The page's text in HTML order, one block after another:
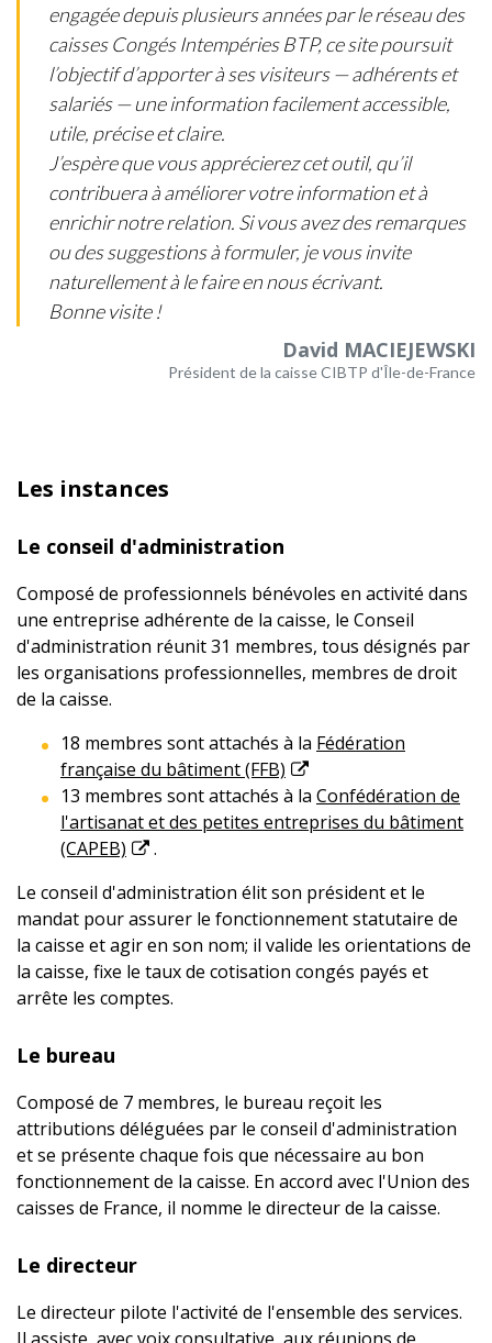
engagée depuis plusieurs années par le réseau des
caisses Congés Intempéries BTP, ce site poursuit
l’objectif d’apporter à ses visiteurs — adhérents et
salariés — une information facilement accessible,
utile, précise et claire.
J’espère que vous apprécierez cet outil, qu’il
contribuera à améliorer votre information et à
enrichir notre relation. Si vous avez des remarques
ou des suggestions à formuler, je vous invite
naturellement à le faire en nous écrivant.
Bonne visite !
David MACIEJEWSKI
Président de la caisse CIBTP d'Île-de-France
Les instances
Le conseil d'administration
Composé de professionnels bénévoles en activité dans
une entreprise adhérente de la caisse, le Conseil
d'administration réunit 31 membres, tous désignés par
les organisations professionnelles, membres de droit
de la caisse.
18 membres sont attachés à la Fédération
française du bâtiment (FFB)
13 membres sont attachés à la Confédération de
l'artisanat et des petites entreprises du bâtiment
(CAPEB)
.
Le conseil d'administration élit son président et le
mandat pour assurer le fonctionnement statutaire de
la caisse et agir en son nom; il valide les orientations de
la caisse, fixe le taux de cotisation congés payés et
arrête les comptes.
Le bureau
Composé de 7 membres, le bureau reçoit les
attributions déléguées par le conseil d'administration
et se présente chaque fois que nécessaire au bon
fonctionnement de la caisse. En accord avec l'Union des
caisses de France, il nomme le directeur de la caisse.
Le directeur
Le directeur pilote l'activité de l'ensemble des services.